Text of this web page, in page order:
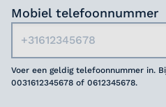
Mobiel telefoonnummer
Voer een geldig telefoonnummer in.
0031612345678 of 0612345678.